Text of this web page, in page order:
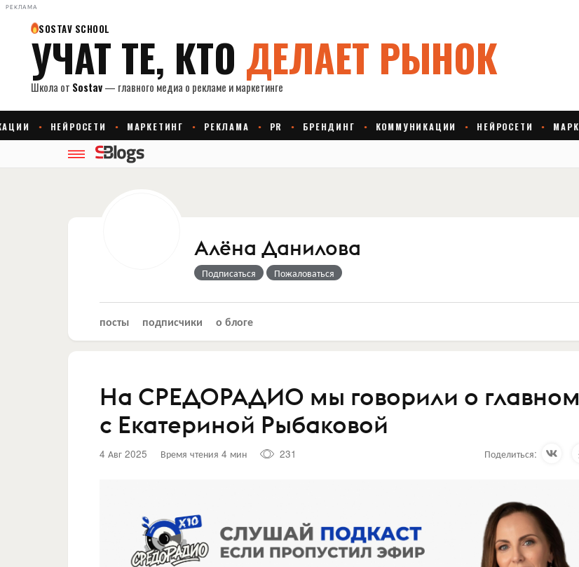
РЕКЛАМА
Алёна Данилова
Подписаться Пожаловаться
посты подписчики о блоге
На СРЕДОРАДИО мы говорили о главном
с Екатериной Рыбаковой
4 Авг 2025 Время чтения 4 мин 231 Поделиться: